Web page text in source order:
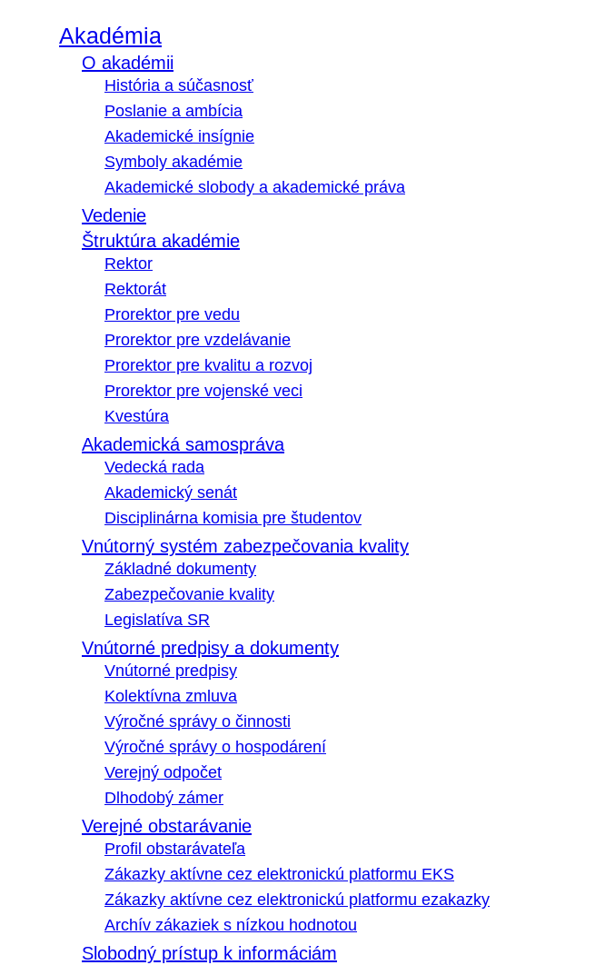
Akadémia
O akadémii
História a súčasnosť
Poslanie a ambícia
Akademické insígnie
Symboly akadémie
Akademické slobody a akademické práva
Vedenie
Štruktúra akadémie
Rektor
Rektorát
Prorektor pre vedu
Prorektor pre vzdelávanie
Prorektor pre kvalitu a rozvoj
Prorektor pre vojenské veci
Kvestúra
Akademická samospráva
Vedecká rada
Akademický senát
Disciplinárna komisia pre študentov
Vnútorný systém zabezpečovania kvality
Základné dokumenty
Zabezpečovanie kvality
Legislatíva SR
Vnútorné predpisy a dokumenty
Vnútorné predpisy
Kolektívna zmluva
Výročné správy o činnosti
Výročné správy o hospodárení
Verejný odpočet
Dlhodobý zámer
Verejné obstarávanie
Profil obstarávateľa
Zákazky aktívne cez elektronickú platformu EKS
Zákazky aktívne cez elektronickú platformu ezakazky
Archív zákaziek s nízkou hodnotou
Slobodný prístup k informáciám